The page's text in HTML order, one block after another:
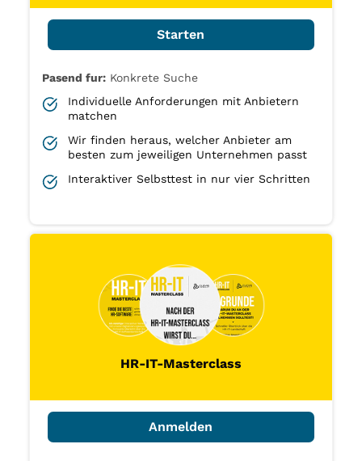
Starten
Pasend fur: Konkrete Suche
Individuelle Anforderungen mit Anbietern
matchen
Wir finden heraus, welcher Anbieter am
besten zum jeweiligen Unternehmen passt
Interaktiver Selbsttest in nur vier Schritten
HR-IT-Masterclass
Anmelden